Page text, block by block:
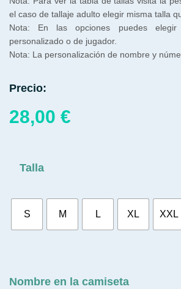
el caso de tallaje adulto elegir misma talla
Nota: En las opciones puedes
personalizado o de jugador.
Nota: La personalización de nombre y
Precio:
28,00 €
Talla
S M L XL XXL
Nombre en la camiseta